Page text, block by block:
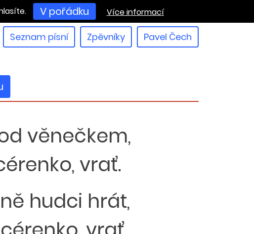
V pořádku Více informací
Seznam písní Zpěvníky Pavel Čech
věnečkem,
vrať.
hudci hrát,